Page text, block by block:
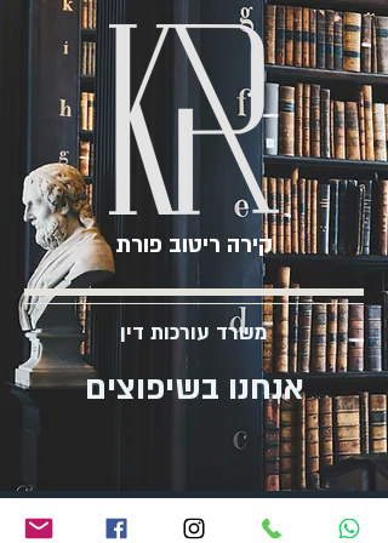
קירה ריטוב פורת
משרד עורכות דין
אנחנו בשיפוצים